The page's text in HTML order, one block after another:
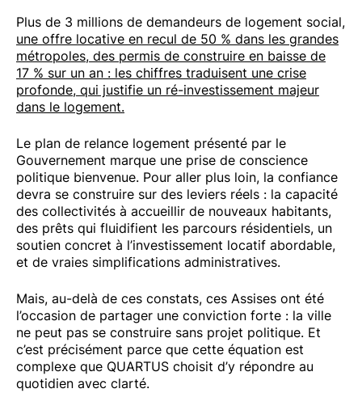
Plus de 3 millions de demandeurs de logement social,
une offre locative en recul de 50 % dans les grandes
métropoles, des permis de construire en baisse de
17 % sur un an : les chiffres traduisent une crise
profonde, qui justifie un ré-investissement majeur
dans le logement.
Le plan de relance logement présenté par le
Gouvernement marque une prise de conscience
politique bienvenue. Pour aller plus loin, la confiance
devra se construire sur des leviers réels : la capacité
des collectivités à accueillir de nouveaux habitants,
des prêts qui fluidifient les parcours résidentiels, un
soutien concret à l’investissement locatif abordable,
et de vraies simplifications administratives.
Mais, au-delà de ces constats, ces Assises ont été
l’occasion de partager une conviction forte : la ville
ne peut pas se construire sans projet politique. Et
c’est précisément parce que cette équation est
complexe que QUARTUS choisit d’y répondre au
quotidien avec clarté.